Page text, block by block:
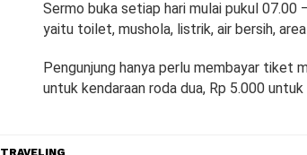
Sermo buka setiap hari mulai pukul 07.00
yaitu toilet, mushola, listrik, air bersih,
Pengunjung hanya perlu membayar tiket
untuk kendaraan roda dua, Rp 5.000
TRAVELING